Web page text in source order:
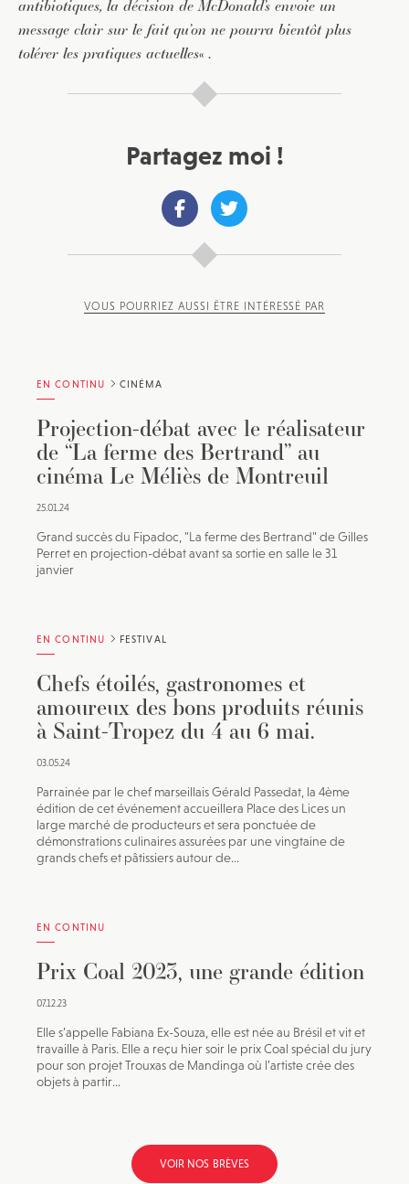
antibiotiques, la décision de McDonald’s envoie un
message clair sur le fait qu’on ne pourra bientôt plus
tolérer les pratiques actuelles« .
Partagez moi !
VOUS POURRIEZ AUSSI ÊTRE INTÉRESSÉ PAR
EN CONTINU CINÉMA
Projection-débat avec le réalisateur
de “La ferme des Bertrand” au
cinéma Le Méliès de Montreuil
25.01.24
Grand succès du Fipadoc, "La ferme des Bertrand" de Gilles
Perret en projection-débat avant sa sortie en salle le 31
janvier
EN CONTINU FESTIVAL
Chefs étoilés, gastronomes et
amoureux des bons produits réunis
à Saint-Tropez du 4 au 6 mai.
03.05.24
Parrainée par le chef marseillais Gérald Passedat, la 4ème
édition de cet événement accueillera Place des Lices un
large marché de producteurs et sera ponctuée de
démonstrations culinaires assurées par une vingtaine de
grands chefs et pâtissiers autour de...
EN CONTINU
Prix Coal 2023, une grande édition
07.12.23
Elle s’appelle Fabiana Ex-Souza, elle est née au Brésil et vit et
travaille à Paris. Elle a reçu hier soir le prix Coal spécial du jury
pour son projet Trouxas de Mandinga où l’artiste crée des
objets à partir...
VOIR NOS BRÈVES